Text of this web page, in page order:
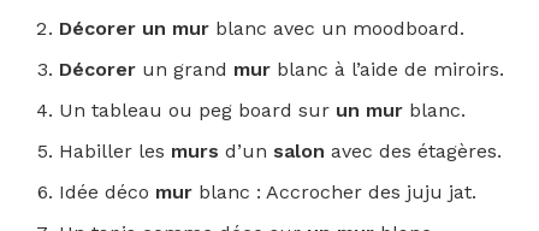
Décorer un mur blanc avec un moodboard.
Décorer un grand mur blanc à l’aide de miroirs.
Un tableau ou peg board sur un mur blanc.
Habiller les mursd’un salonavec des étagères.
Idée déco mur blanc : Accrocher des juju jat.